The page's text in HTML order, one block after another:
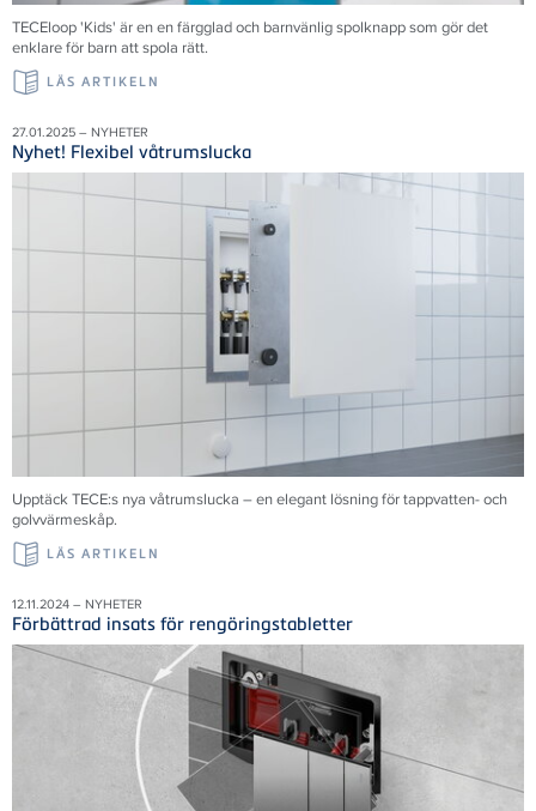
TECEloop 'Kids' är en en färgglad och barnvänlig spolknapp som gör det
enklare för barn att spola rätt.
LÄS ARTIKELN
27.01.2025 – NYHETER
Nyhet! Flexibel våtrumslucka
Upptäck TECE:s nya våtrumslucka – en elegant lösning för tappvatten- och
golvvärmeskåp.
LÄS ARTIKELN
12.11.2024 – NYHETER
Förbättrad insats för rengöringstabletter